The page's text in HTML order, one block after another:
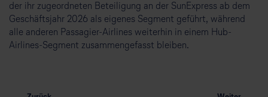
der ihr zugeordneten Beteiligung an der SunExpress ab dem
Geschäftsjahr 2026 als eigenes Segment geführt, während
alle anderen Passagier-Airlines weiterhin in einem Hub-
Airlines-Segment zusammengefasst bleiben.